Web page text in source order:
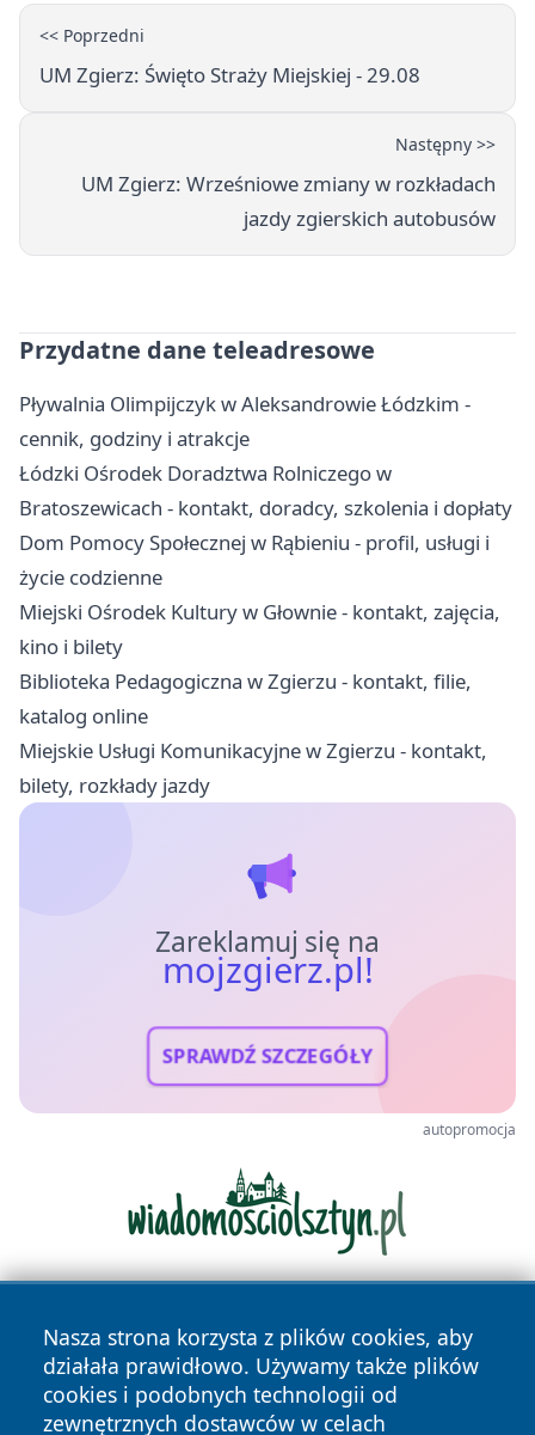
<< Poprzedni
UM Zgierz: Święto Straży Miejskiej - 29.08
Następny >>
UM Zgierz: Wrześniowe zmiany w rozkładach
jazdy zgierskich autobusów
Przydatne dane teleadresowe
Pływalnia Olimpijczyk w Aleksandrowie Łódzkim -
cennik, godziny i atrakcje
Łódzki Ośrodek Doradztwa Rolniczego w
Bratoszewicach - kontakt, doradcy, szkolenia i dopłaty
Dom Pomocy Społecznej w Rąbieniu - profil, usługi i
życie codzienne
Miejski Ośrodek Kultury w Głownie - kontakt, zajęcia,
kino i bilety
Biblioteka Pedagogiczna w Zgierzu - kontakt, filie,
katalog online
Miejskie Usługi Komunikacyjne w Zgierzu - kontakt,
bilety, rozkłady jazdy
Zareklamuj się na
mojzgierz.pl!
SPRAWDŹ SZCZEGÓŁY
autopromocja
Nasza strona korzysta z plików cookies, aby
działała prawidłowo. Używamy także plików
cookies i podobnych technologii od
zewnętrznych dostawców w celach